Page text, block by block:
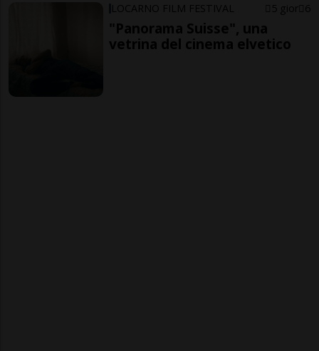
LOCARNO FILM FESTIVAL 5 gior 6
"Panorama Suisse", una
vetrina del cinema elvetico